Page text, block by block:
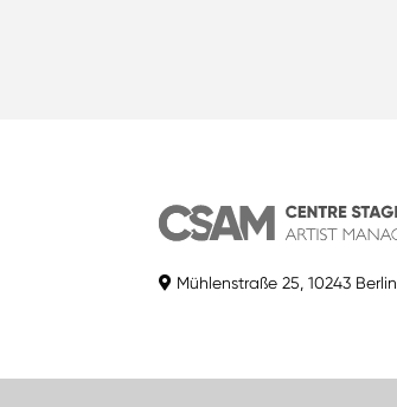
Mühlenstraße 25, 10243 Berlin